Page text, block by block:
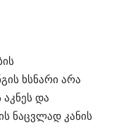
ხსნარი არა
და
ნაცვლად კანის